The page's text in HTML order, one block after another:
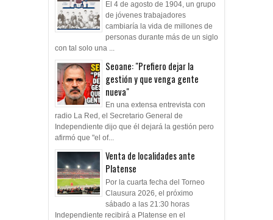
El 4 de agosto de 1904, un grupo
de jóvenes trabajadores
cambiaría la vida de millones de
personas durante más de un siglo
con tal solo una ...
Seoane: "Prefiero dejar la
gestión y que venga gente
nueva"
En una extensa entrevista con
radio La Red, el Secretario General de
Independiente dijo que él dejará la gestión pero
afirmó que "el of...
Venta de localidades ante
Platense
Por la cuarta fecha del Torneo
Clausura 2026, el próximo
sábado a las 21:30 horas
Independiente recibirá a Platense en el